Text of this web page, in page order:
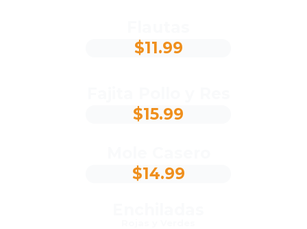
$11.99
$15.99
$14.99